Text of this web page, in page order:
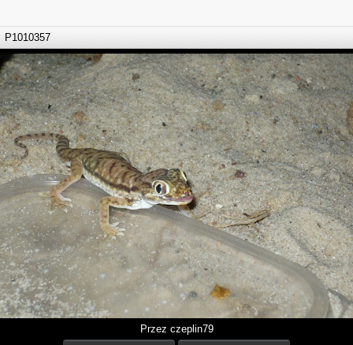
P1010357
Przez czeplin79